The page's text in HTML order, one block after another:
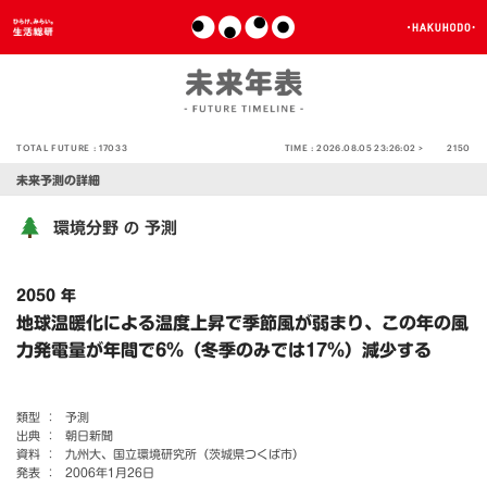
TOTAL FUTURE :17033 TIME :2026.08.05 23:26:02 > 2150
未来予測の詳細
環境分野 の 予測
2050 年
地球温暖化による温度上昇で季節風が弱まり、この年の風
力発電量が年間で6％（冬季のみでは17％）減少する
類型 ：
予測
出典 ：
朝日新聞
資料 ：
九州大、国立環境研究所（茨城県つくば市）
発表 ：
2006年1月26日